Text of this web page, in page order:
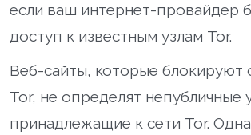
если ваш интернет-провайдер
доступ к известным узлам Tor.
Веб-сайты, которые блокируют
Tor, не определят непубличные
принадлежащие к сети Tor.